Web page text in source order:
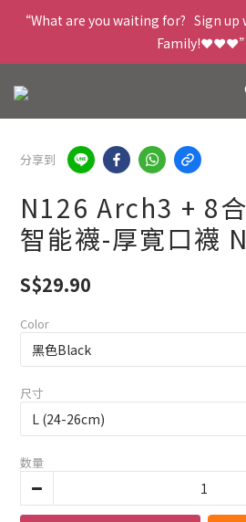
“What are you waiting for?   Sign
Family!❤️❤️❤️”
分享到
N126 Arch3 + 8
智能襪-厚寛口襪
S$29.90
Color
尺寸
数量